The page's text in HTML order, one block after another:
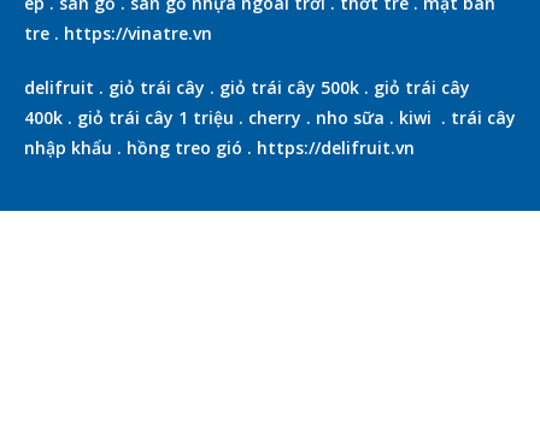
tre . https://vinatre.vn
delifruit . giỏ trái cây . giỏ trái cây 500k . giỏ trái cây
400k . giỏ trái cây 1 triệu . cherry . nho sữa . kiwi . trái cây
nhập khẩu . hồng treo gió . https://delifruit.vn